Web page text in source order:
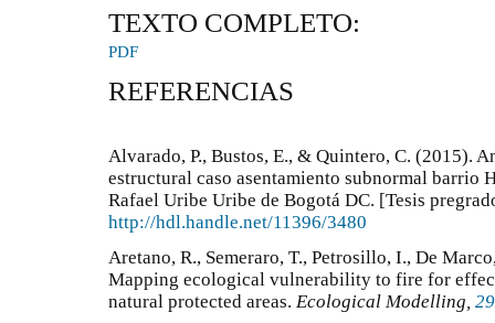
TEXTO COMPLETO:
PDF
REFERENCIAS
Alvarado, P., Bustos, E., & Quintero, C. (2015).
estructural caso asentamiento subnormal barrio
Rafael Uribe Uribe de Bogotá DC. [Tesis
http://hdl.handle.net/11396/3480
Aretano, R., Semeraro, T., Petrosillo, I., De
Mapping ecological vulnerability to fire for
natural protected areas. Ecological Modelling,